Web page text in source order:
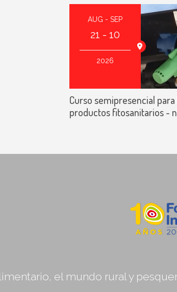
AUG - SEP
21 - 10
2026
Curso semipresencial
productos fitosanitarios -
el mundo rural y